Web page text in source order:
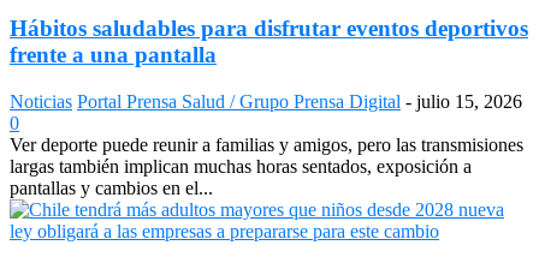
Hábitos saludables para disfrutar eventos deportivos
frente a una pantalla
Noticias Portal Prensa Salud / Grupo Prensa Digital - julio 15, 2026
0
Ver deporte puede reunir a familias y amigos, pero las transmisiones
largas también implican muchas horas sentados, exposición a
pantallas y cambios en el...